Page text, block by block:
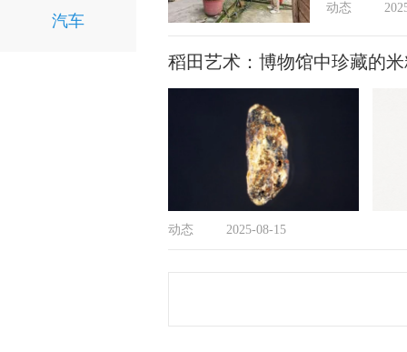
汽车
动态
稻田艺术：博物馆中珍藏的
动态 2025-08-15